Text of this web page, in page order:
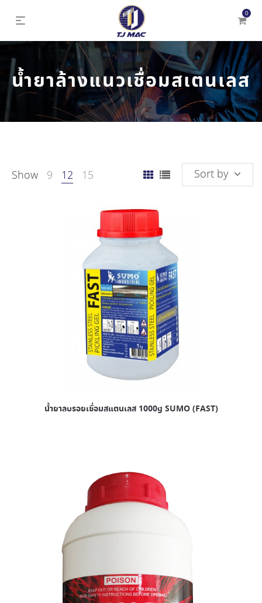
0
น้ำยาล้างแนวเชื่อมสเตนเลส
Show 9 12 15 Sort by
น้ำยาลบรอยเชื่อมสแตนเลส 1000g SUMO (FAST)